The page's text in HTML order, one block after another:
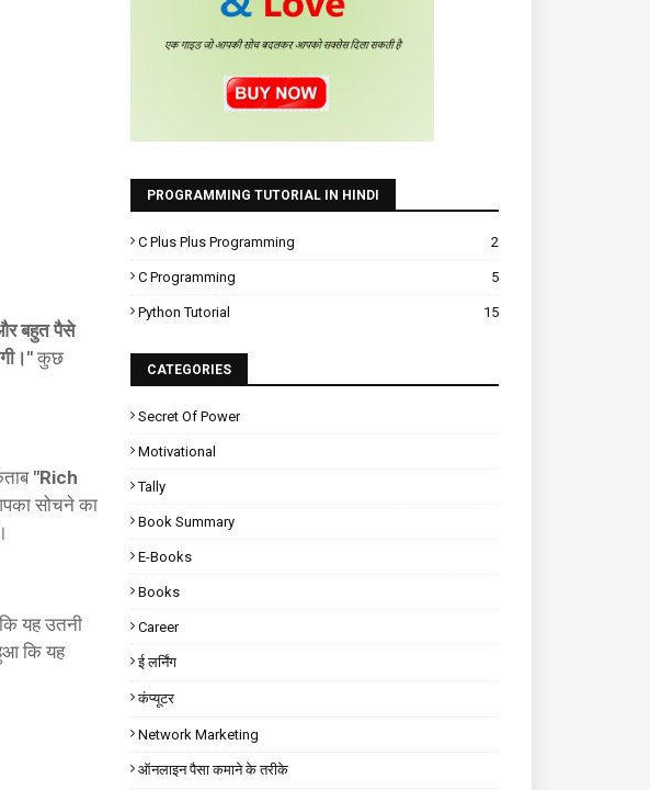
बहुत पैसे
कुछ
"Rich
सोचने का
यह उतनी
कि यह
PROGRAMMING TUTORIAL IN HINDI
C Plus Plus Programming 2
C Programming 5
Python Tutorial 15
CATEGORIES
Secret Of Power
Motivational
Tally
Book Summary
E-Books
Books
Career
ई लर्निंग
कंप्यूटर
Network Marketing
ऑनलाइन पैसा कमाने के तरीके